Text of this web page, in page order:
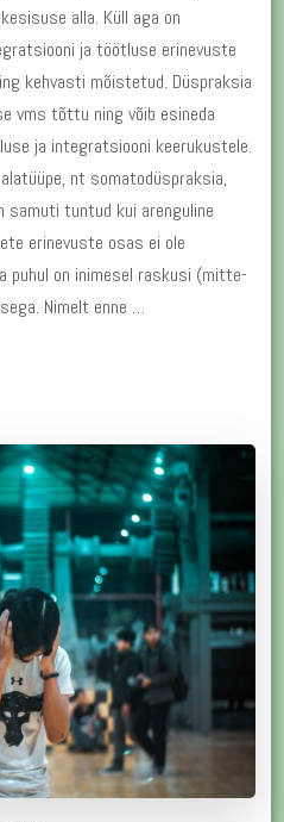
alla. Küll aga on
ja töötluse erinevuste
kehvasti mõistetud. Düspraksia
vms tõttu ning võib esineda
ja integratsiooni keerukustele.
nt somatodüspraksia,
samuti tuntud kui arenguline
erinevuste osas ei ole
puhul on inimesel raskusi (mitte-
Nimelt enne …